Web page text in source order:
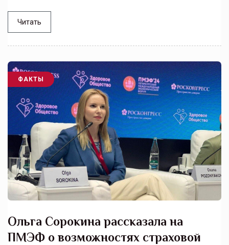
Читать
ФАКТЫ
Ольга Сорокина рассказала на
ПМЭФ о возможностях страховой